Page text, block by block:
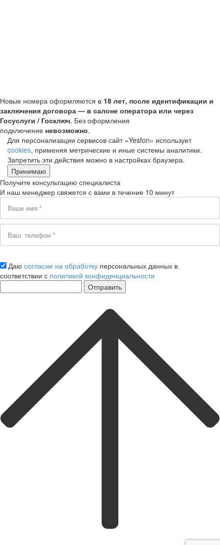
Новые номера оформляются с 18 лет, после идентификации и
заключения договора — в салоне оператора или через
Госуслуги / Госключ. Без оформления
подключение невозможно.
Для персонализации сервисов сайт «Yesfon» использует
cookies, применяя метрические и иные системы аналитики.
Запретить эти действия можно в настройках браузера.
Принимаю
Получите консультацию специалиста
И наш менеджер свяжется с вами в течение 10 минут
Даю согласие на обработку персональных данных в
соответствии с политикой конфиденциальности